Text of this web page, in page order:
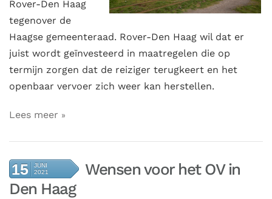
Rover-Den Haag
tegenover de
Haagse gemeenteraad. Rover-Den Haag wil dat er
juist wordt geïnvesteerd in maatregelen die op
termijn zorgen dat de reiziger terugkeert en het
openbaar vervoer zich weer kan herstellen.
Lees meer
15
JUNI
2021
Wensen voor het OV in
Den Haag